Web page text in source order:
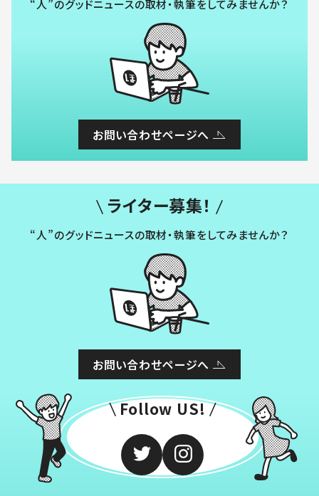
“人”のグッドニュースの取材・執筆をしてみませんか？
お問い合わせページへ
ライター募集！
“人”のグッドニュースの取材・執筆をしてみませんか？
お問い合わせページへ
Follow US!